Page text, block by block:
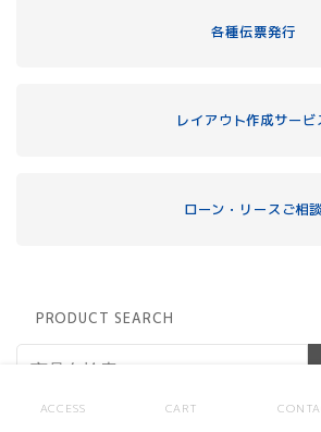
各種伝票発行
レイアウト作成サービ
ローン・リースご相談
PRODUCT SEARCH
ACCESS CART